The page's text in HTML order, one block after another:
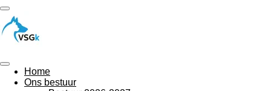
Ga
direct
naar
de
Home
Ons bestuur